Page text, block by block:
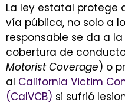
La ley estatal protege
vía pública, no solo a
responsable se da a
cobertura de
Motorist Coverage) o
al California Victim
(CalVCB) si sufrió